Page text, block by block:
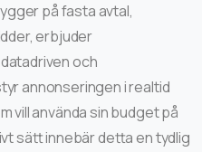
på fasta avtal,
erbjuder
och
annonseringen i realtid
vill använda sin budget på
sätt innebär detta en tydlig